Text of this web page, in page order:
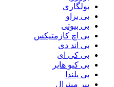
بولگاری
بی براو
بی بیوتی
بی اچ کازمتیکس
بی اند دی
بی کی ای
بی کیو هایر
بی یلندا
بیر مینرال